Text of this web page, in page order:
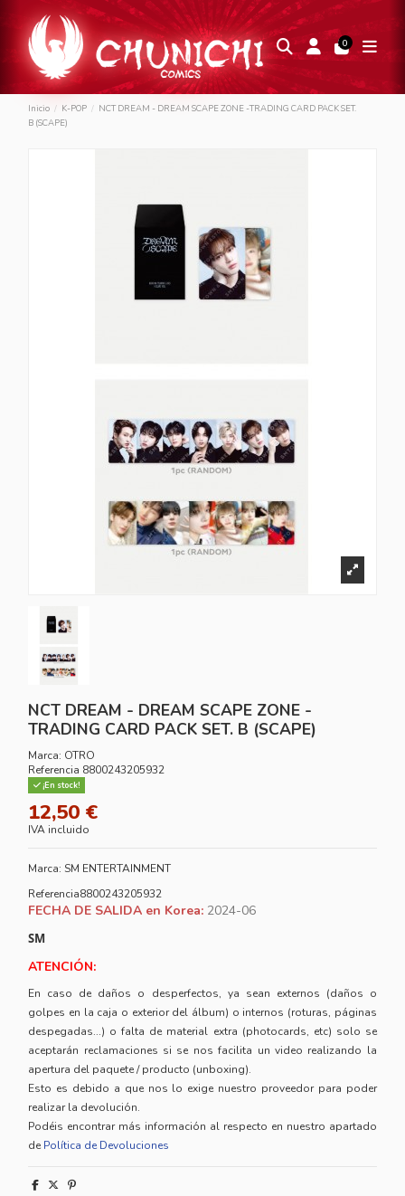
0
Inicio K-POP
NCT DREAM - DREAM SCAPE ZONE -TRADING CARD PACK SET.
B (SCAPE)
NCT DREAM - DREAM SCAPE ZONE -
TRADING CARD PACK SET. B (SCAPE)
Marca: OTRO
Referencia 8800243205932
¡En stock!
12,50 €
IVA incluido
Marca: SM ENTERTAINMENT
Referencia8800243205932
FECHA DE SALIDA en Korea: 2024-06
SM
ATENCIÓN:
En caso de daños o desperfectos, ya sean externos (daños o
golpes en la caja o exterior del álbum) o internos (roturas, páginas
despegadas...) o falta de material extra (photocards, etc) solo se
aceptarán reclamaciones si se nos facilita un video realizando la
apertura del paquete / producto (unboxing).
Esto es debido a que nos lo exige nuestro proveedor para poder
realizar la devolución.
Podéis encontrar más información al respecto en nuestro apartado
de Política de Devoluciones